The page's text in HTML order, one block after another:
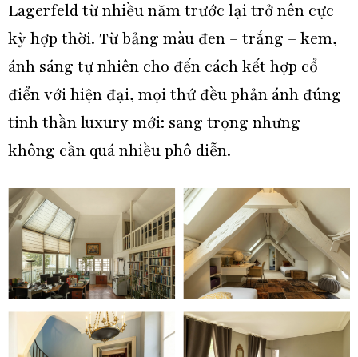
Lagerfeld từ nhiều năm trước lại trở nên cực
kỳ hợp thời. Từ bảng màu đen – trắng – kem,
ánh sáng tự nhiên cho đến cách kết hợp cổ
điển với hiện đại, mọi thứ đều phản ánh đúng
tinh thần luxury mới: sang trọng nhưng
không cần quá nhiều phô diễn.